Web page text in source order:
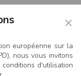
×
européenne sur la
nous vous invitons
d'utilisation